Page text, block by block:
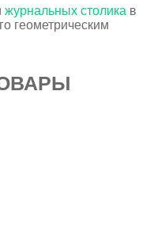
журнальных столика в
геометрическим